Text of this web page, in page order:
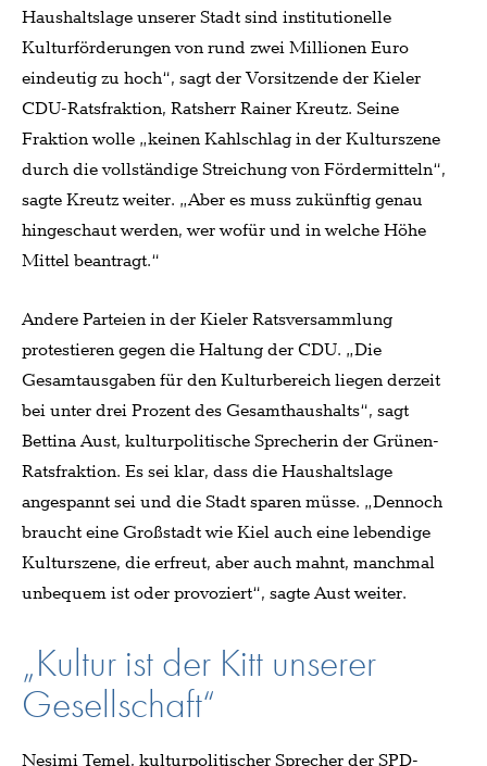
Haushaltslage unserer Stadt sind institutionelle
Kulturförderungen von rund zwei Millionen Euro
eindeutig zu hoch“, sagt der Vorsitzende der Kieler
CDU-Ratsfraktion, Ratsherr Rainer Kreutz. Seine
Fraktion wolle „keinen Kahlschlag in der Kulturszene
durch die vollständige Streichung von Fördermitteln“,
sagte Kreutz weiter. „Aber es muss zukünftig genau
hingeschaut werden, wer wofür und in welche Höhe
Mittel beantragt.“
Andere Parteien in der Kieler Ratsversammlung
protestieren gegen die Haltung der CDU. „Die
Gesamtausgaben für den Kulturbereich liegen derzeit
bei unter drei Prozent des Gesamthaushalts“, sagt
Bettina Aust, kulturpolitische Sprecherin der Grünen-
Ratsfraktion. Es sei klar, dass die Haushaltslage
angespannt sei und die Stadt sparen müsse. „Dennoch
braucht eine Großstadt wie Kiel auch eine lebendige
Kulturszene, die erfreut, aber auch mahnt, manchmal
unbequem ist oder provoziert“, sagte Aust weiter.
„Kultur ist der Kitt unserer
Gesellschaft“
Nesimi Temel, kulturpolitischer Sprecher der SPD-